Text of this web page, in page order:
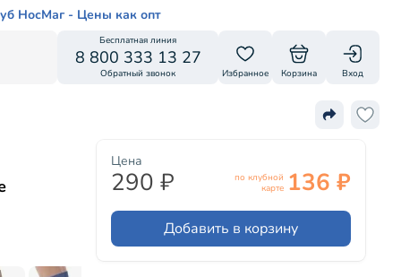
НосМаг - Цены как опт
Бесплатная линия
8 800 333 13 27
Обратный звонок Избранное Корзина Вход
Цена
290 ₽
по клубной
карте 136 ₽
Добавить в корзину